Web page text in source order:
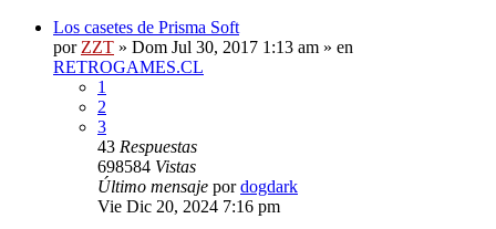
Los casetes de Prisma Soft
por ZZT » Dom Jul 30, 2017 1:13 am » en
RETROGAMES.CL
1
2
3
43 Respuestas
698584 Vistas
Último mensaje pordogdark
Vie Dic 20, 2024 7:16 pm